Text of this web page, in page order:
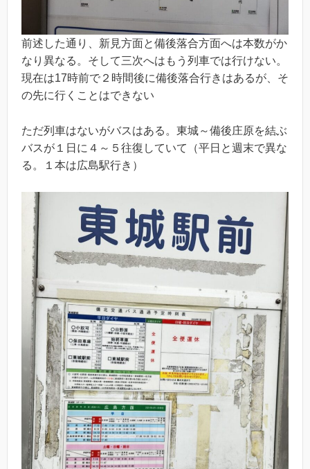
前述した通り、新見方面と備後落合方面へは本数がか
なり異なる。そして三次へはもう列車では行けない。
現在は17時前で２時間後に備後落合行きはあるが、そ
の先に行くことはできない
ただ列車はないがバスはある。東城～備後庄原を結ぶ
バスが１日に４～５往復していて（平日と週末で異な
る。１本は広島駅行き）